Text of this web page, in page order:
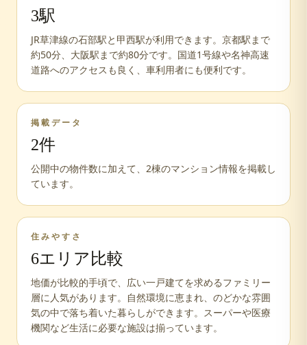
3駅
JR草津線の石部駅と甲西駅が利用できます。京都駅まで
約50分、大阪駅まで約80分です。国道1号線や名神高速
道路へのアクセスも良く、車利用者にも便利です。
掲載データ
2件
公開中の物件数に加えて、 2棟のマンション情報を掲載し
ています。
住みやすさ
6エリア比較
地価が比較的手頃で、広い一戸建てを求めるファミリー
層に人気があります。自然環境に恵まれ、のどかな雰囲
気の中で落ち着いた暮らしができます。スーパーや医療
機関など生活に必要な施設は揃っています。